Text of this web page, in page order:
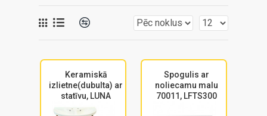
Keramiskā
izlietne(dubulta) ar
statīvu, LUNA
Spogulis ar
noliecamu malu
70011, LFTS300